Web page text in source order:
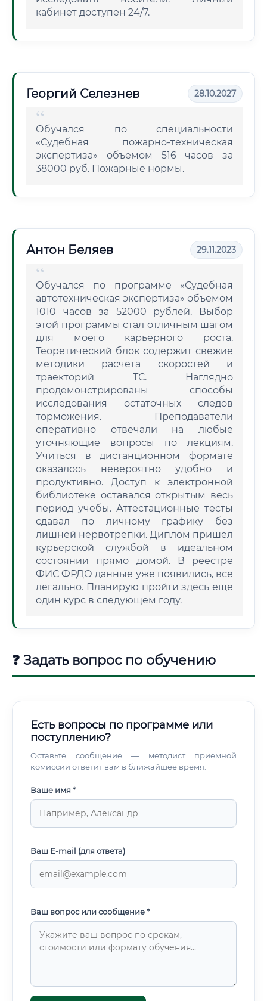
кабинет доступен 24/7.
Георгий Селезнев 28.10.2027
Обучался по специальности
«Судебная пожарно-техническая
экспертиза» объемом 516 часов за
38000 руб. Пожарные нормы.
Антон Беляев 29.11.2023
Обучался по программе «Судебная
автотехническая экспертиза» объемом
1010 часов за 52000 рублей. Выбор
этой программы стал отличным шагом
для моего карьерного роста.
Теоретический блок содержит свежие
методики расчета скоростей и
траекторий ТС. Наглядно
продемонстрированы способы
исследования остаточных следов
торможения. Преподаватели
оперативно отвечали на любые
уточняющие вопросы по лекциям.
Учиться в дистанционном формате
оказалось невероятно удобно и
продуктивно. Доступ к электронной
библиотеке оставался открытым весь
период учебы. Аттестационные тесты
сдавал по личному графику без
лишней нервотрепки. Диплом пришел
курьерской службой в идеальном
состоянии прямо домой. В реестре
ФИС ФРДО данные уже появились, все
легально. Планирую пройти здесь еще
один курс в следующем году.
❓ Задать вопрос по обучению
Есть вопросы по программе или
поступлению?
Оставьте сообщение — методист приемной
комиссии ответит вам в ближайшее время.
Ваше имя *
Ваш E-mail (для ответа)
Ваш вопрос или сообщение *